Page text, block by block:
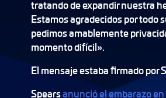
tratando de expandir nuestra
Estamos agradecidos por todo
pedimos amablemente
momento difícil».
El mensaje estaba firmado por
Spearsanunció el embarazo